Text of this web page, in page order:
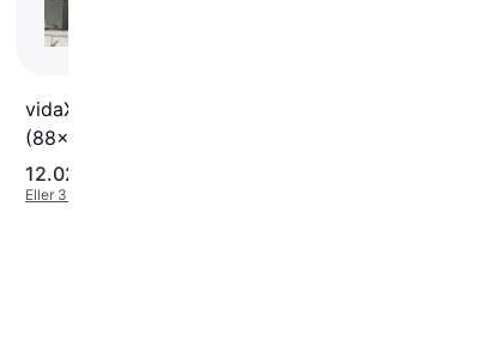
vidaXL - Yderdør V
(88x190cm)
12.028 kr.
Eller 3 betalinger af 4.009 kr.